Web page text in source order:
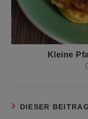
Kleine
DIESER